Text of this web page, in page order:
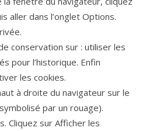
aller dans l’onglet Options.
conservation sur : utiliser les
pour l’historique. Enfin
les cookies.
à droite du navigateur sur le
par un rouage).
Cliquez sur Afficher les